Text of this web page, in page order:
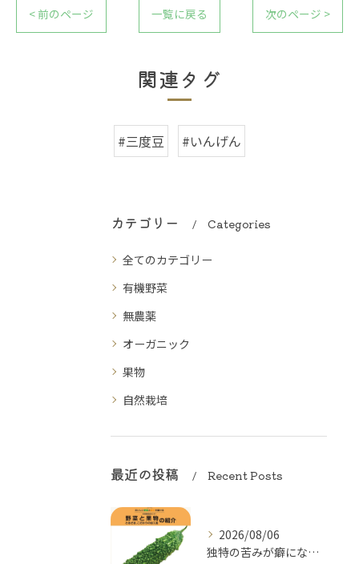
< 前のページ 一覧に戻る 次のページ >
関連タグ
#三度豆 #いんげん
カテゴリー Categories
全てのカテゴリー
有機野菜
無農薬
オーガニック
果物
自然栽培
最近の投稿 Recent Posts
2026/08/06
独特の苦みが癖になる！夏の元気をつくる「にがうり（ゴーヤー）...